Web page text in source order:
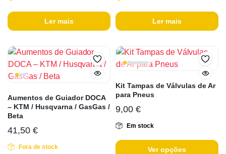
Ler mais Ler mais
Aumentos de Guiador DOCA
– KTM / Husqvarna / GasGas /
Beta
41,50 €
Fora de stock
Kit Tampas de Válvulas de Ar
para Pneus
9,00 €
Em stock
Ver opções